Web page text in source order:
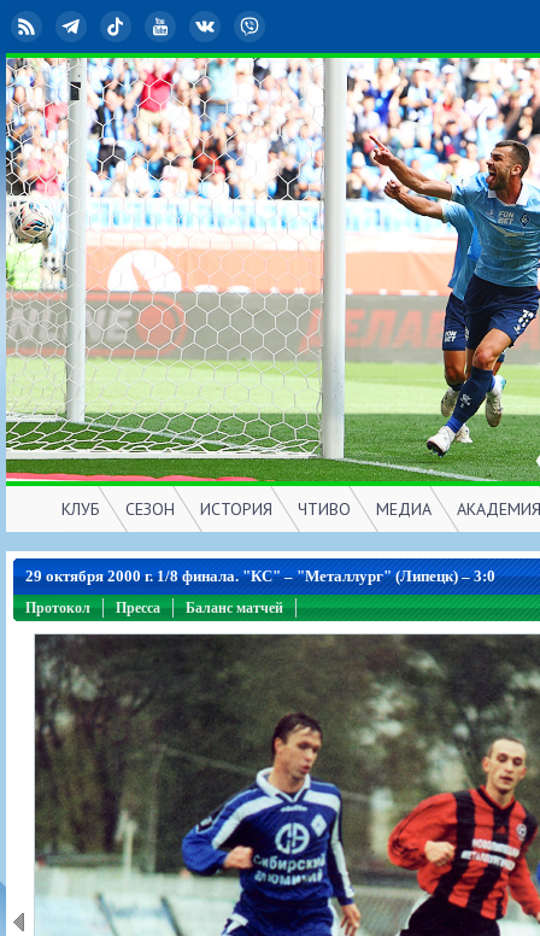
RSS TelegramTikTok YouTubeВКонтакте
КЛУБ
Игроки
Тренерско-административный состав
Руководство
Фонд поддержки
Контакты
Солидарность Самара Арена
Закупки
Вакансии
Документы
СЕЗОН
РПЛ
Календарь
Таблица
Шахматка
Статистика состава
Баланс матчей
FONBET Кубок России
Матчи
Молодежная команда
Календарь
Таблица
Шахматка
Статистика состава
ИСТОРИЯ
Чемпионат СССР
Кубок СССР
Чемпионат России
Кубок России
Лига Европы УЕФА
Кубок Интертото УЕФА
Молодежное первенство
Кубок Премьер-лиги
Кубок ФНЛ
Игроки
Ветераны
Стадион "Металлург"
ЧТИВО
Пресса
Книги
МЕДИА
Фото
Крылья Советов -
Трансляции матчей
Прочее
АКАДЕМИЯ
29 октября 2000 г. 1/8 финала. "КС" – "Металлург" (Липецк) – 3:0
Протокол Пресса Баланс матчей